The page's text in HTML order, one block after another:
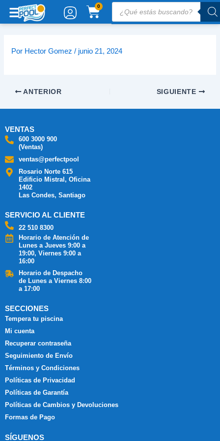
0
CARRITO
productos
Por Hector Gomez/ junio 21, 2024
ANTERIOR SIGUIENTE
VENTAS
600 3000 900
(Ventas)
ventas@perfectpool
Rosario Norte 615
Edificio Mistral, Oficina
1402
Las Condes, Santiago
SERVICIO AL CLIENTE
22 510 8300
Horario de Atención de
Lunes a Jueves 9:00 a
19:00, Viernes 9:00 a
16:00
Horario de Despacho
de Lunes a Viernes 8:00
a 17:00
SECCIONES
Tempera tu piscina
Mi cuenta
Recuperar contraseña
Seguimiento de Envío
Términos y Condiciones
Políticas de Privacidad
Políticas de Garantía
Políticas de Cambios y Devoluciones
Formas de Pago
SÍGUENOS